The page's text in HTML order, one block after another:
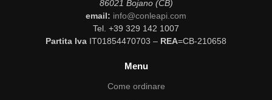
86021 Bojano (CB)
email: info@conleapi.com
Tel. +39 329 142 1007
Partita Iva IT01854470703 – REA=CB-210658
Menu
Come ordinare